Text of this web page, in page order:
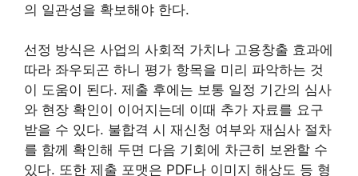
의 일관성을 확보해야 한다.
선정 방식은 사업의 사회적 가치나 고용창출 효과에
따라 좌우되곤 하니 평가 항목을 미리 파악하는 것
이 도움이 된다. 제출 후에는 보통 일정 기간의 심사
와 현장 확인이 이어지는데 이때 추가 자료를 요구
받을 수 있다. 불합격 시 재신청 여부와 재심사 절차
를 함께 확인해 두면 다음 기회에 차근히 보완할 수
있다. 또한 제출 포맷은 PDF나 이미지 해상도 등 형